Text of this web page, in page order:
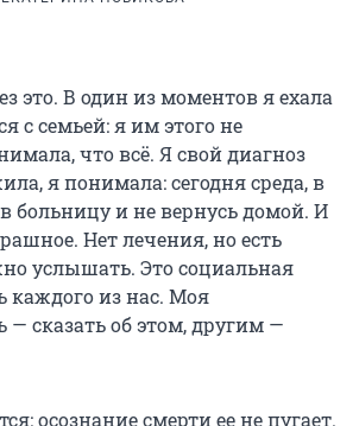
это. В один из моментов я ехала
с семьей: я им этого не
что всё. Я свой диагноз
я понимала: сегодня среда, в
больницу и не вернусь домой. И
Нет лечения, но есть
услышать. Это социальная
каждого из нас. Моя
— сказать об этом, другим —
осознание смерти ее не пугает.